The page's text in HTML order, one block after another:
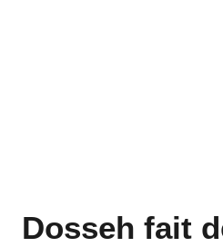
Dosseh fait